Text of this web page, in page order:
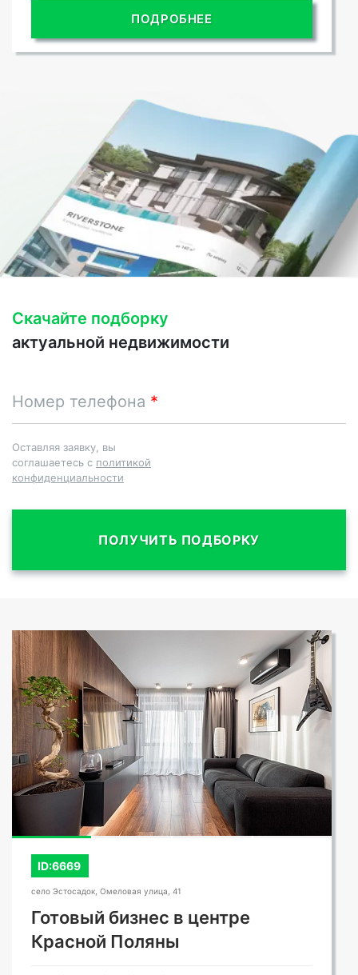
ПОДРОБНЕЕ
Скачайте подборку
актуальной недвижимости
Номер телефона
Оставляя заявку, вы
соглашаетесь с политикой
конфиденциальности
ПОЛУЧИТЬ ПОДБОРКУ
СМОТРЕТЬ ВСЕ ФОТО
ID:6669
село Эстосадок, Омеловая улица, 41
Готовый бизнес в центре
Красной Поляны